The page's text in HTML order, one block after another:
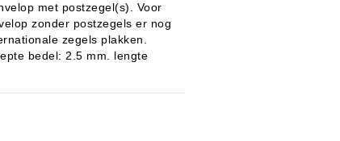
met postzegel(s). Voor
zonder postzegels er nog
zegels plakken.
bedel: 2.5 mm. lengte